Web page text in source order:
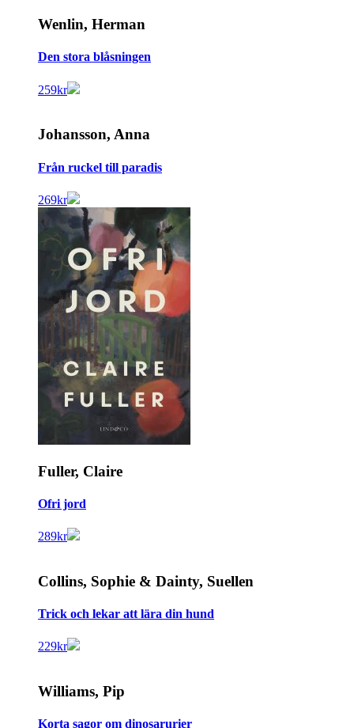
Wenlin, Herman
Den stora blåsningen
259kr
Johansson, Anna
Från ruckel till paradis
269kr
Fuller, Claire
Ofri jord
289kr
Collins, Sophie & Dainty, Suellen
Trick och lekar att lära din hund
229kr
Williams, Pip
Korta sagor om dinosarurier